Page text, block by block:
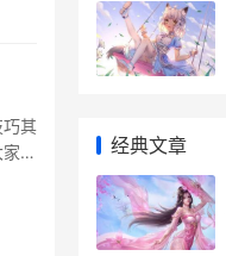
其
详
经典文章